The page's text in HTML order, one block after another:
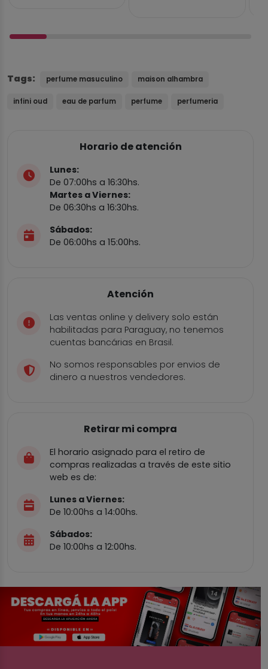
Tags: perfume masuculino maison alhambra
infini oud eau de parfum perfume perfumeria
Horario de atención
Lunes:
De 07:00hs a 16:30hs.
Martes a Viernes:
De 06:30hs a 16:30hs.
Sábados:
De 06:00hs a 15:00hs.
Atención
Las ventas online y delivery solo están
habilitadas para Paraguay, no tenemos
cuentas bancárias en Brasil.
No somos responsables por envios de
dinero a nuestros vendedores.
Retirar mi compra
El horario asignado para el retiro de
compras realizadas a través de este sitio
web es de:
Lunes a Viernes:
De 10:00hs a 14:00hs.
Sábados:
De 10:00hs a 12:00hs.